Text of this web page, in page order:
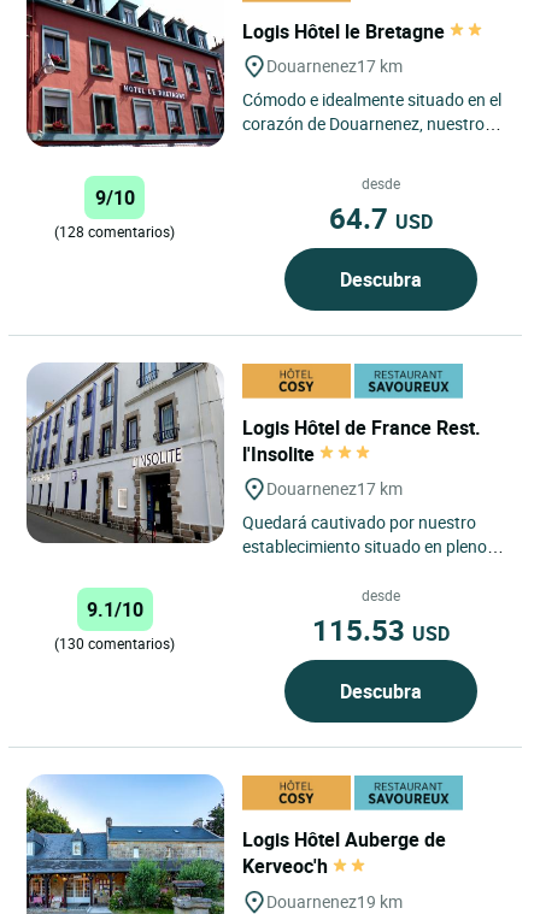
Logis Hôtel le Bretagne
Douarnenez17 km
Cómodo e idealmente situado en el
corazón de Douarnenez, nuestro
9/10
(128 comentarios)
desde
64.7 USD
Descubra
Logis Hôtel de France Rest.
l'Insolite
Douarnenez17 km
Quedará cautivado por nuestro
establecimiento situado en pleno
pasos de los puertos de Rosmeur...
9.1/10
(130 comentarios)
desde
115.53 USD
Descubra
Logis Hôtel Auberge de
Kerveoc'h
Douarnenez19 km